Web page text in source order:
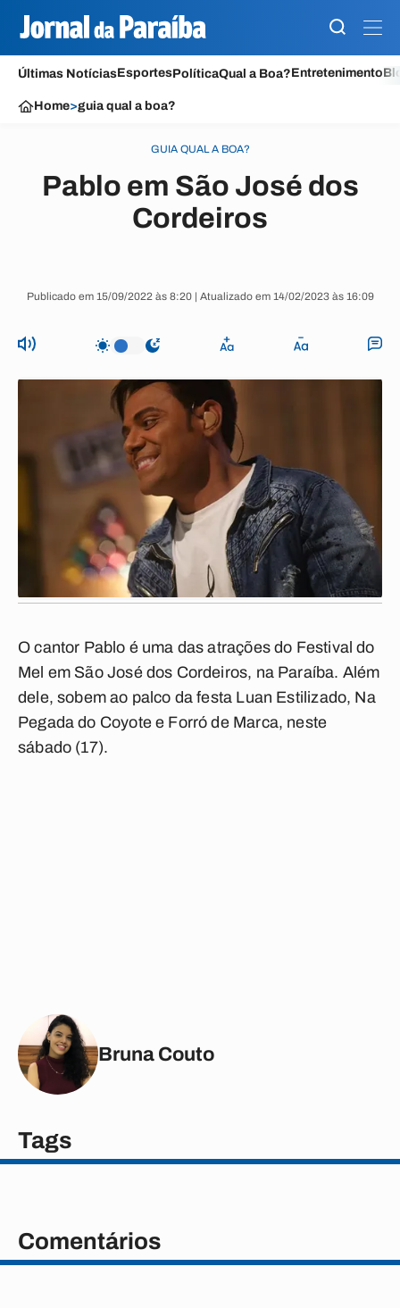
Últimas NotíciasEsportesPolíticaQual a Boa?Entretenimento
Home>guia qual a boa?
GUIA QUAL A BOA?
Pablo em São José dos
Cordeiros
Publicado em 15/09/2022 às 8:20 | Atualizado em 14/02/2023 às 16:09
O cantor Pablo é uma das atrações do Festival do
Mel em São José dos Cordeiros, na Paraíba. Além
dele, sobem ao palco da festa Luan Estilizado, Na
Pegada do Coyote e Forró de Marca, neste
sábado (17).
Bruna Couto
Tags
Comentários